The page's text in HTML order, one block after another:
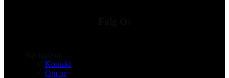
Kontakt
Om os